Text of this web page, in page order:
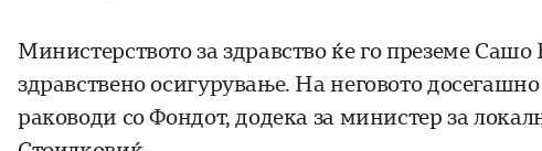
Министерството за здравство ќе го преземе
здравствено осигурување. На неговото
раководи со Фондот, додека за министер за